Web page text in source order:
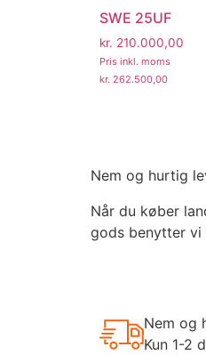
SWE 25UF
kr. 210.000,00
Pris inkl. moms
kr. 262.500,00
Nem og hurtig
Når du køber
gods benytter vi
Nem og
Kun 1-2